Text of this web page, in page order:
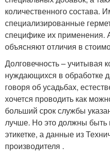
количественного состава.
специализированные
специфике их применения.
объясняют отличия в
Долговечность – учитывая
нуждающихся в обработке
говоря об усадьбах,
хочется проводить как
больший срок службы
лучше. Но это должны
этикетке, а данные из
производителя .